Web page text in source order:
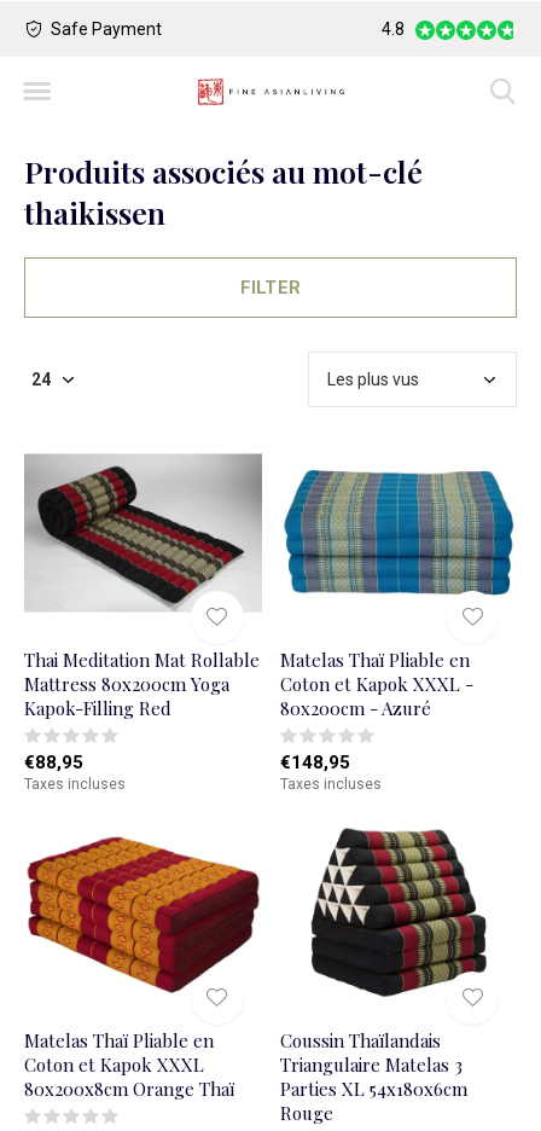
Safe Payment Largest Collection
4.8
Produits associés au mot-clé
thaikissen
FILTER
Thai Meditation Mat Rollable
Mattress 80x200cm Yoga
Kapok-Filling Red
€88,95
Taxes incluses
Matelas Thaï Pliable en
Coton et Kapok XXXL -
80x200cm - Azuré
€148,95
Taxes incluses
Matelas Thaï Pliable en
Coton et Kapok XXXL
80x200x8cm Orange Thaï
Coussin Thaïlandais
Triangulaire Matelas 3
Parties XL 54x180x6cm
Rouge